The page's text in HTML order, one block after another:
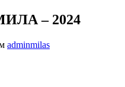
– 2024
adminmilas